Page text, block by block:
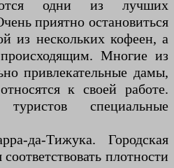
одни из лучших
приятно остановиться
из нескольких кофеен, а
Многие из
привлекательные дамы,
к своей работе.
специальные
да-Тижука. Городская
плотности